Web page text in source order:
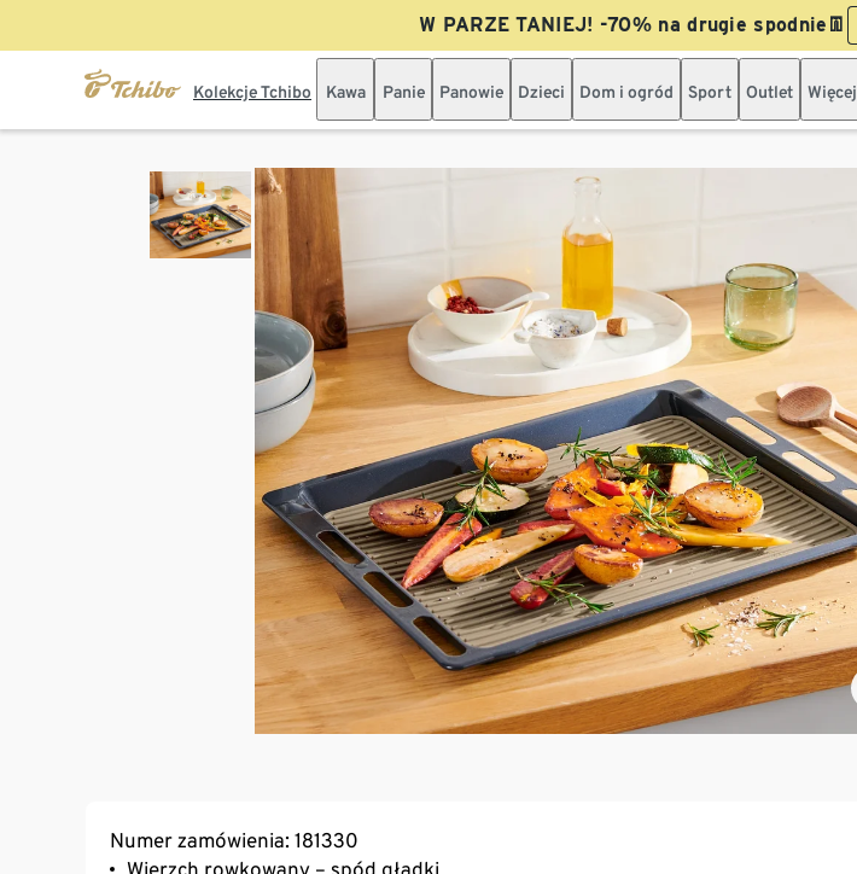
W PARZE TANIEJ! -70% na drugie spodnie👖
Kolekcje Tchibo Kawa Panie Panowie Dzieci Dom i ogród Sport Outlet Więcej
Numer zamówienia: 181330
Wierzch rowkowany – spód gładki